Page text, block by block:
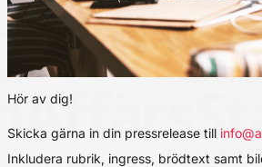
Hör av dig!
Skicka gärna in din pressrelease till
Inkludera rubrik, ingress, brödtext samt